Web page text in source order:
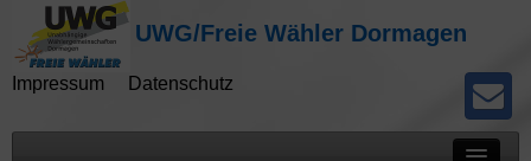
UWG/Freie Wähler Dormagen
Impressum Datenschutz